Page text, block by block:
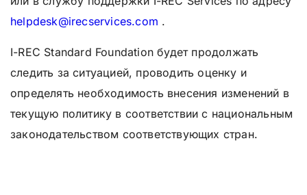
helpdesk@irecservices.com .
I-REC Standard Foundation будет продолжать
следить за ситуацией, проводить оценку и
определять необходимость внесения изменений в
текущую политику в соответствии с национальным
законодательством соответствующих стран.